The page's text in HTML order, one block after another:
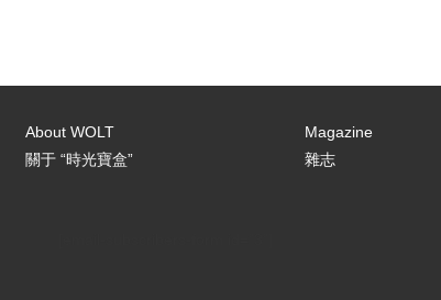
About WOLT
關于 “時光寶盒”
Magazine
雜志